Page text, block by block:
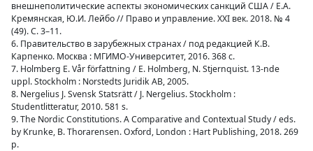
внешнеполитические аспекты экономических санкций США / Е.А.
Кремянская, Ю.И. Лейбо // Право и управление. XXI век. 2018. № 4
(49). С. 3–11.
6. Правительство в зарубежных странах / под редакцией К.В.
Карпенко. Москва : МГИМО-Университет, 2016. 368 с.
7. Holmberg E. Vår författning / E. Holmberg, N. Stjernquist. 13-nde
uppl. Stockholm : Norstedts Juridik AB, 2005.
8. Nergelius J. Svensk Statsrätt / J. Nergelius. Stockholm :
Studentlitteratur, 2010. 581 s.
9. The Nordic Constitutions. A Comparative and Contextual Study / eds.
by Krunke, B. Thorarensen. Oxford, London : Hart Publishing, 2018. 269
p.